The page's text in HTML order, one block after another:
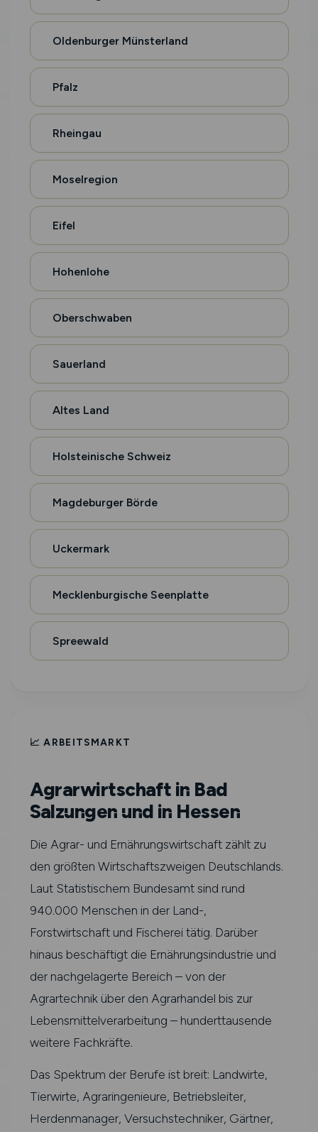
Oldenburger Münsterland
Pfalz
Rheingau
Moselregion
Eifel
Hohenlohe
Oberschwaben
Sauerland
Altes Land
Holsteinische Schweiz
Magdeburger Börde
Uckermark
Mecklenburgische Seenplatte
Spreewald
📈 ARBEITSMARKT
Agrarwirtschaft in Bad
Salzungen und in Hessen
Die Agrar- und Ernährungswirtschaft zählt zu
den größten Wirtschaftszweigen Deutschlands.
Laut Statistischem Bundesamt sind rund
940.000 Menschen in der Land-,
Forstwirtschaft und Fischerei tätig. Darüber
hinaus beschäftigt die Ernährungsindustrie und
der nachgelagerte Bereich – von der
Agrartechnik über den Agrarhandel bis zur
Lebensmittelverarbeitung – hunderttausende
weitere Fachkräfte.
Das Spektrum der Berufe ist breit: Landwirte,
Tierwirte, Agraringenieure, Betriebsleiter,
Herdenmanager, Versuchstechniker, Gärtner,